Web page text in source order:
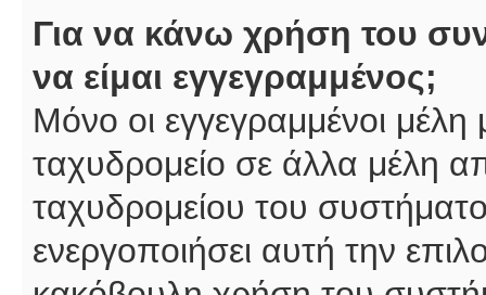
Για να κάνω χρήση του
να είμαι εγγεγραμμένος;
Μόνο οι εγγεγραμμένοι
ταχυδρομείο σε άλλα μέλη
ταχυδρομείου του
ενεργοποιήσει αυτή την